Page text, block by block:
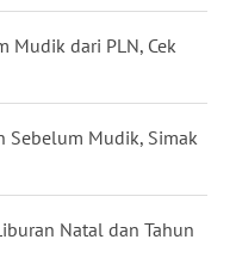
Mudik dari PLN, Cek
Sebelum Mudik, Simak
Natal dan Tahun